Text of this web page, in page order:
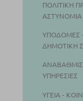
ΠΟΛΙΤΙΚΉ
ΑΣΤΥΝΟΜΊΑ
ΥΠΟΔΟΜΈΣ
ΔΗΜΟΤΙΚΉ
ΥΠΗΡΕΣΊΕΣ
ΥΓΕΙΆ -